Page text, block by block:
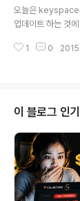
될 수 있다. 테이
테이블 property들
keyword
오늘은 keyspace
업데이트 하는 것
성하는 것은 SQL
개의 cluster는 한
ication은
n을 가진 데이터
페이스는 데이터
..
1 0
이 블로그 인